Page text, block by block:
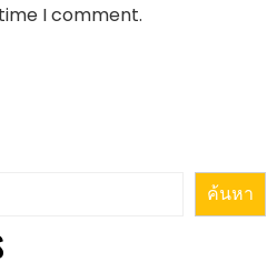
I comment.
ค้นหา